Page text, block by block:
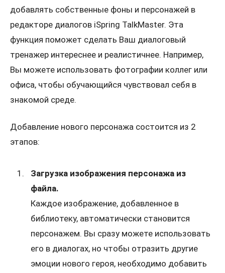
Задать вопрос
Мой Аккаунт
Проконсультироваться
добавлять собственные фоны и персонажей в
редакторе диалогов iSpring TalkMaster. Эта
функция поможет сделать Ваш диалоговый
тренажер интереснее и реалистичнее. Например,
Вы можете использовать фотографии коллег или
офиса, чтобы обучающийся чувствовал себя в
знакомой среде.
Добавление нового персонажа состоится из 2
этапов:
Загрузка изображения персонажа из
файла.
Каждое изображение, добавленное в
библиотеку, автоматически становится
персонажем. Вы сразу можете использовать
его в диалогах, но чтобы отразить другие
эмоции нового героя, необходимо добавить